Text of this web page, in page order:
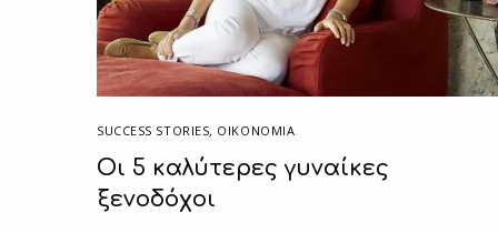
SUCCESS STORIES, ΟΙΚΟΝΟΜΙΑ
Οι 5 καλύτερες γυναίκες
ξενοδόχοι